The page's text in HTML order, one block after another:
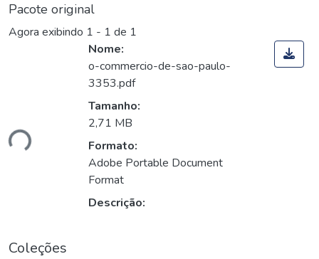
Pacote original
Agora exibindo 1 - 1 de 1
Nome:
o-commercio-de-sao-paulo-
3353.pdf
Tamanho:
2,71 MB
Formato:
Adobe Portable Document
Format
Descrição:
Coleções